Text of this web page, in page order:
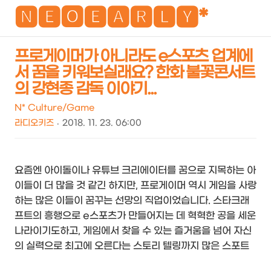
🅽🅴🅾🅴🅰🆁🅻🆈*
검
메
프로게이머가 아니라도 e스포츠 업계에
서 꿈을 키워보실래요? 한화 불꽃콘서트
의 강현종 감독 이야기...
N* Culture/Game
라디오키즈
2018. 11. 23. 06:00
요즘엔 아이돌이나 유튜브 크리에이터를 꿈으로 지목하는 아
이들이 더 많을 것 같긴 하지만, 프로게이머 역시 게임을 사랑
하는 많은 이들이 꿈꾸는 선망의 직업이었습니다. 스타크래
프트의 흥행으로 e스포츠가 만들어지는 데 혁혁한 공을 세운
나라이기도하고, 게임에서 찾을 수 있는 즐거움을 넘어 자신
의 실력으로 최고에 오른다는 스토리 텔링까지 많은 스포트